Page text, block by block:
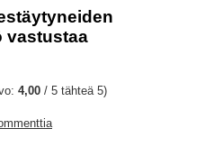
vastustaa
4,00 / 5 tähteä 5)